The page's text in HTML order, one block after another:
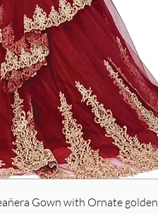
Gown with Ornate golden